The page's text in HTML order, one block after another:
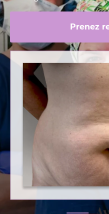
Prenez